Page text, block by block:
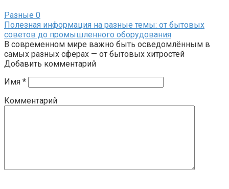
Разные 0
Полезная информация на разные темы: от бытовых
советов до промышленного оборудования
В современном мире важно быть осведомлённым в
самых разных сферах — от бытовых хитростей
Добавить комментарий
Имя *
Комментарий